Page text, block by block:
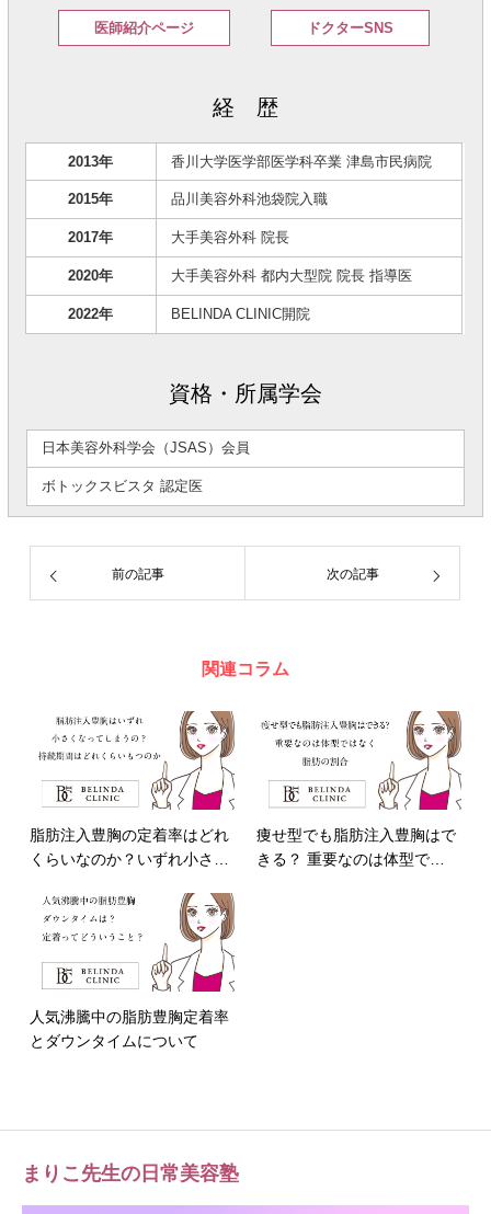
医師紹介ページ ドクターSNS
経 歴
2013年 香川大学医学部医学科卒業 津島市民病院
2015年 品川美容外科池袋院入職
2017年 大手美容外科 院長
2020年 大手美容外科 都内大型院 院長 指導医
2022年 BELINDA CLINIC開院
資格・所属学会
日本美容外科学会（JSAS）会員
ボトックスビスタ 認定医
前の記事 次の記事
関連コラム
脂肪注入豊胸の定着率はどれ
くらいなのか？いずれ小さ…
痩せ型でも脂肪注入豊胸はで
きる？ 重要なのは体型で…
人気沸騰中の脂肪豊胸定着率
とダウンタイムについて
まりこ先生の日常美容塾